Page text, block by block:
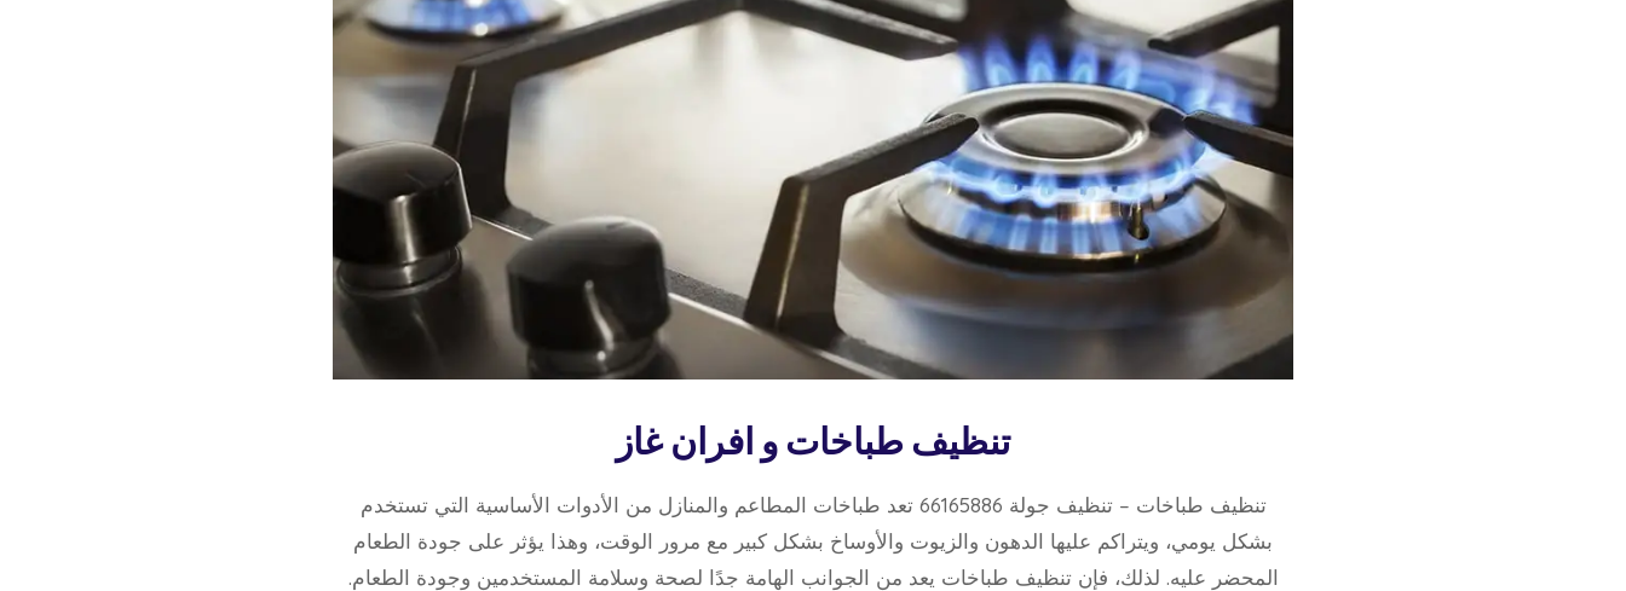
تنظيف طباخات و افران غاز
تنظيف طباخات – تنظيف جولة 66165886 تعد طباخات المطاعم والمنازل من الأدوات الأساسية التي تستخدم
بشكل يومي، ويتراكم عليها الدهون والزيوت والأوساخ بشكل كبير مع مرور الوقت، وهذا يؤثر على جودة الطعام
المحضر عليه. لذلك، فإن تنظيف طباخات يعد من الجوانب الهامة جدًا لصحة وسلامة المستخدمين وجودة الطعام.